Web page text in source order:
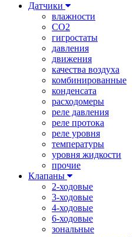
Датчики
влажности
CO2
гигростаты
давления
движения
качества воздуха
комбинированные
конденсата
расходомеры
реле давления
реле протока
реле уровня
температуры
уровня жидкости
прочие
Клапаны
2-ходовые
3-ходовые
4-ходовые
6-ходовые
зональные